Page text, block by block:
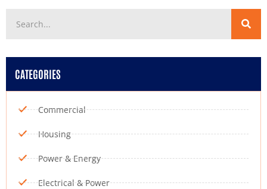
CATEGORIES
Commercial
Housing
Power & Energy
Electrical & Power